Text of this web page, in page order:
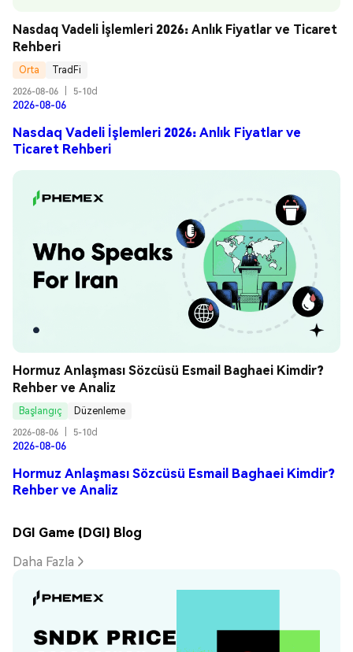
Nasdaq Vadeli İşlemleri 2026: Anlık Fiyatlar ve Ticaret
Rehberi
Orta
TradFi
2026-08-06
5-10d
2026-08-06
Nasdaq Vadeli İşlemleri 2026: Anlık Fiyatlar ve
Ticaret Rehberi
Hormuz Anlaşması Sözcüsü Esmail Baghaei Kimdir?
Rehber ve Analiz
Başlangıç
Düzenleme
2026-08-06
5-10d
2026-08-06
Hormuz Anlaşması Sözcüsü Esmail Baghaei Kimdir?
Rehber ve Analiz
DGI Game (DGI) Blog
Daha Fazla